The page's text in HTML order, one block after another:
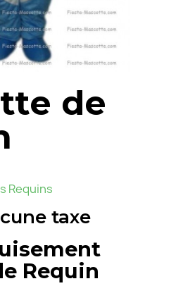
de
Requins
taxe
Requin